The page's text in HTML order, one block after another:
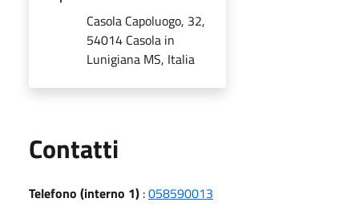
Casola Capoluogo, 32,
54014 Casola in
Lunigiana MS, Italia
Contatti
Telefono (interno 1) :058590013